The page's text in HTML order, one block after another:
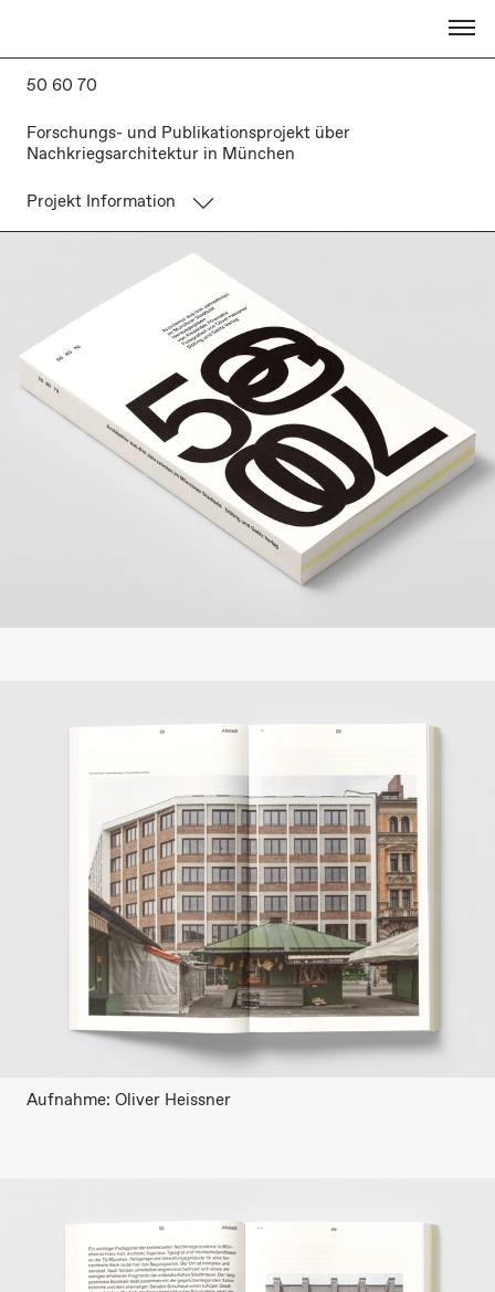
50 60 70
Forschungs- und Publikationsprojekt über
Nachkriegsarchitektur in München
Projekt Information
Aufnahme: Oliver Heissner